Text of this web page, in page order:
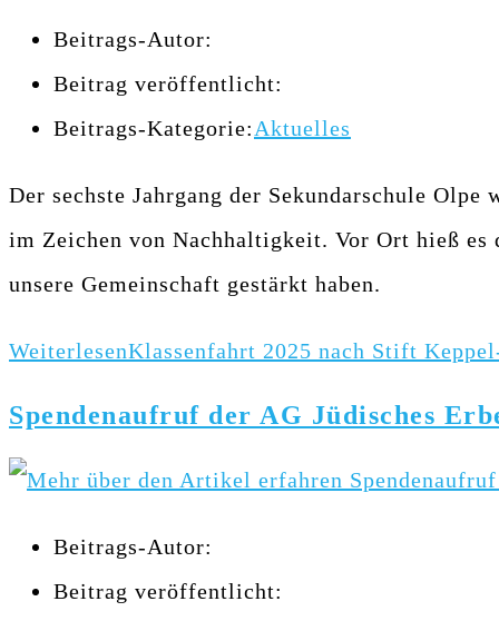
Beitrags-Autor:
Beitrag veröffentlicht:
Beitrags-Kategorie: Aktuelles
Der sechste Jahrgang der Sekundarschule
im Zeichen von Nachhaltigkeit. Vor Ort hieß es
unsere Gemeinschaft gestärkt haben.
WeiterlesenKlassenfahrt 2025 nach Stift
Spendenaufruf der AG Jüdisches
Beitrags-Autor:
Beitrag veröffentlicht: